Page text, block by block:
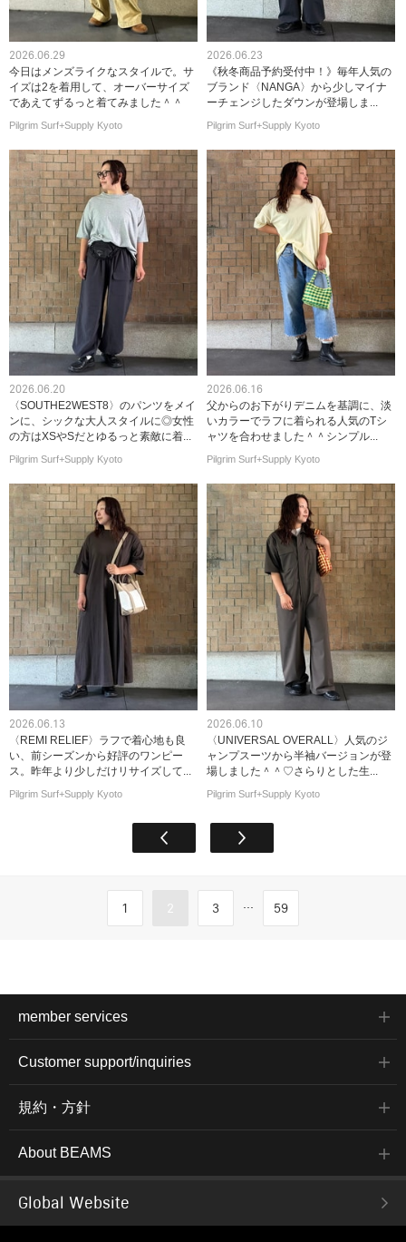
2026.06.29
今日はメンズライクなスタイルで。サ
イズは2を着用して、オーバーサイズ
であえてずるっと着てみました＾＾
Pilgrim Surf+Supply Kyoto
2026.06.23
《秋冬商品予約受付中！》毎年人気の
ブランド〈NANGA〉から少しマイナ
ーチェンジしたダウンが登場しま...
Pilgrim Surf+Supply Kyoto
2026.06.20
〈SOUTHE2WEST8〉のパンツをメイ
ンに、シックな大人スタイルに◎女性
の方はXSやSだとゆるっと素敵に着...
Pilgrim Surf+Supply Kyoto
2026.06.16
父からのお下がりデニムを基調に、淡
いカラーでラフに着られる人気のTシ
ャツを合わせました＾＾シンプル...
Pilgrim Surf+Supply Kyoto
2026.06.13
〈REMI RELIEF〉ラフで着心地も良
い、前シーズンから好評のワンピー
ス。昨年より少しだけリサイズして...
Pilgrim Surf+Supply Kyoto
2026.06.10
〈UNIVERSAL OVERALL〉人気のジ
ャンプスーツから半袖バージョンが登
場しました＾＾♡さらりとした生...
Pilgrim Surf+Supply Kyoto
1 2 3 ... 59
member services
Customer support/inquiries
規約・方針
About BEAMS
Global Website